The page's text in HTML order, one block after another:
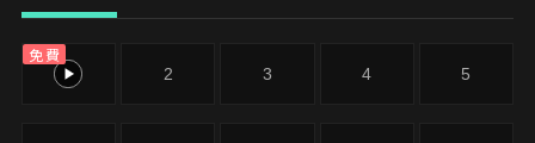
前，他們其實…
免費
1 2 3 4 5